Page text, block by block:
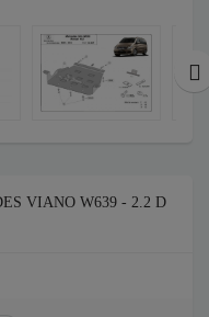
VIANO W639 - 2.2 D